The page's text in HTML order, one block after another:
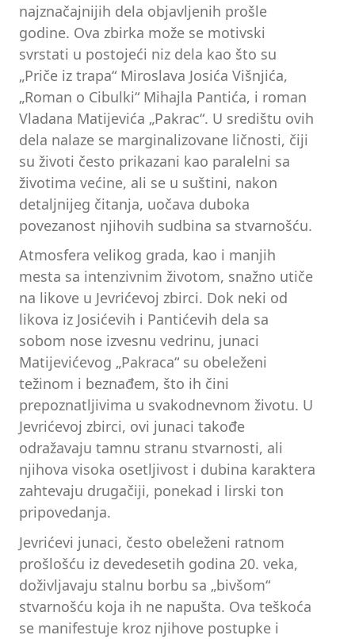
najznačajnijih dela objavljenih prošle
godine. Ova zbirka može se motivski
svrstati u postojeći niz dela kao što su
„Priče iz trapa“ Miroslava Josića Višnjića,
„Roman o Cibulki“ Mihajla Pantića, i roman
Vladana Matijevića „Pakrac“. U središtu ovih
dela nalaze se marginalizovane ličnosti, čiji
su životi često prikazani kao paralelni sa
životima većine, ali se u suštini, nakon
detaljnijeg čitanja, uočava duboka
povezanost njihovih sudbina sa stvarnošću.
Atmosfera velikog grada, kao i manjih
mesta sa intenzivnim životom, snažno utiče
na likove u Jevrićevoj zbirci. Dok neki od
likova iz Josićevih i Pantićevih dela sa
sobom nose izvesnu vedrinu, junaci
Matijevićevog „Pakraca“ su obeleženi
težinom i beznađem, što ih čini
prepoznatljivima u svakodnevnom životu. U
Jevrićevoj zbirci, ovi junaci takođe
odražavaju tamnu stranu stvarnosti, ali
njihova visoka osetljivost i dubina karaktera
zahtevaju drugačiji, ponekad i lirski ton
pripovedanja.
Jevrićevi junaci, često obeleženi ratnom
prošlošću iz devedesetih godina 20. veka,
doživljavaju stalnu borbu sa „bivšom“
stvarnošću koja ih ne napušta. Ova teškoća
se manifestuje kroz njihove postupke i